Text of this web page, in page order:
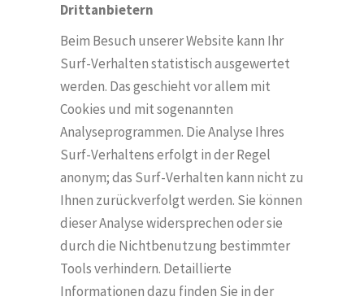
Drittanbietern
Beim Besuch unserer Website kann Ihr
Surf-Verhalten statistisch ausgewertet
werden. Das geschieht vor allem mit
Cookies und mit sogenannten
Analyseprogrammen. Die Analyse Ihres
Surf-Verhaltens erfolgt in der Regel
anonym; das Surf-Verhalten kann nicht zu
Ihnen zurückverfolgt werden. Sie können
dieser Analyse widersprechen oder sie
durch die Nichtbenutzung bestimmter
Tools verhindern. Detaillierte
Informationen dazu finden Sie in der